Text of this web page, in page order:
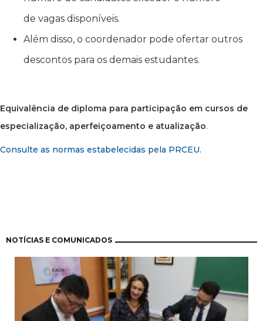
de vagas disponíveis.
Além disso, o coordenador pode ofertar outros
descontos para os demais estudantes.
Equivalência de diploma para participação em cursos de
especialização, aperfeiçoamento e atualização.
Consulte as normas estabelecidas pela PRCEU.
NOTÍCIAS E COMUNICADOS
Pagination